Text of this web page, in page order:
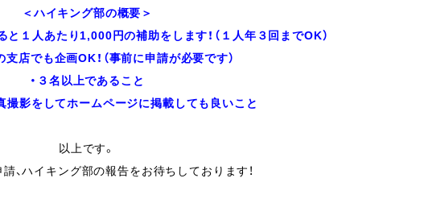
＜ハイキング部の概要＞
と１人あたり1,000円の補助をします！（１人年３回までOK）
支店でも企画OK！（事前に申請が必要です）
・３名以上であること
撮影をしてホームページに掲載しても良いこと
以上です。
、ハイキング部の報告をお待ちしております！